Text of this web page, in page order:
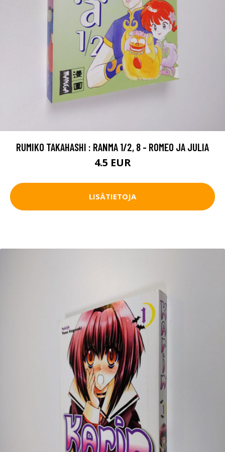
RUMIKO TAKAHASHI : RANMA 1/2, 8 - ROMEO JA JULIA
4.5 EUR
LISÄTIETOJA